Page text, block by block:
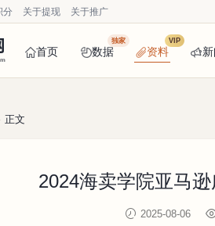
首页 数据
独家
资料
VIP
分 关于提现 关于推广
正文
2024海卖学院亚马
2025-08-06